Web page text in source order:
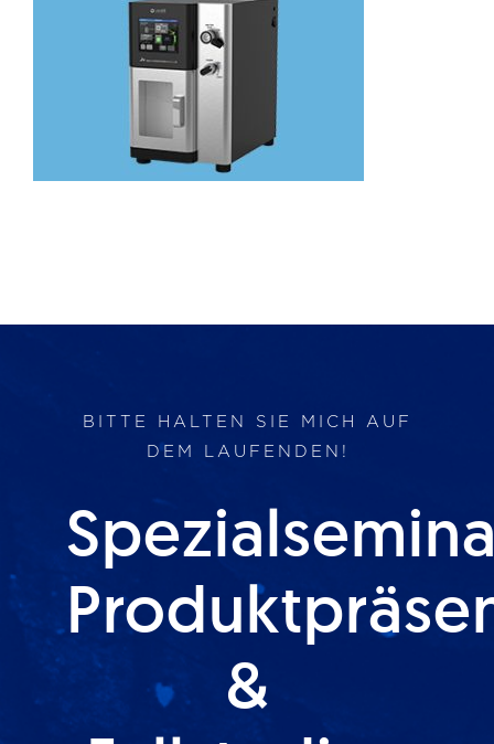
Auftragslabor
BITTE HALTEN SIE MICH AUF
DEM LAUFENDEN!
&